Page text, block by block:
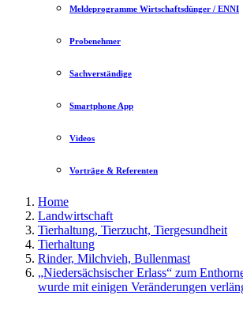
Meldeprogramme Wirtschaftsdünger / ENNI
Probenehmer
Sachverständige
Smartphone App
Videos
Vorträge & Referenten
Home
Landwirtschaft
Tierhaltung, Tierzucht, Tiergesundheit
Tierhaltung
Rinder, Milchvieh, Bullenmast
„Niedersächsischer Erlass“ zum
wurde mit einigen Veränderungen